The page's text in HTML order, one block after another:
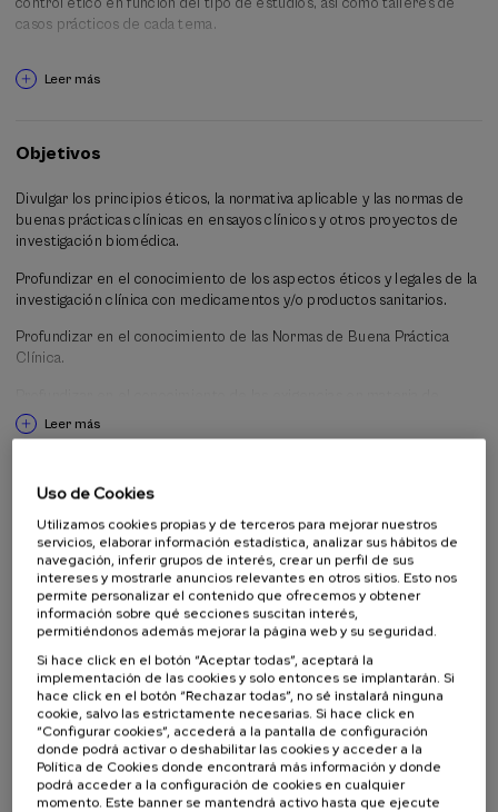
casos prácticos de cada tema.
Leer más
Objetivos
Divulgar los principios éticos, la normativa aplicable y las normas de
buenas prácticas clínicas en ensayos clínicos y otros proyectos de
investigación biomédica.
Profundizar en el conocimiento de los aspectos éticos y legales de la
investigación clínica con medicamentos y/o productos sanitarios.
Profundizar en el conocimiento de las Normas de Buena Práctica
Clínica.
Inspección por parte de las Autoridades Sanitarias.
Leer más
Público objetivo al que está dirigida la actividad
Profesionales
Metodología
Se pondrá a disposición del alumnado el material docente de cada
tema y se abrirán un foro en el que se harán y se recibirán preguntas.
Habrá interacción constante alumnado-profesorado.
Un cuestionario/examen final que se entregará al alumnado la última
semana del curso.
Uso de Cookies
Utilizamos cookies propias y de terceros para mejorar nuestros
servicios, elaborar información estadística, analizar sus hábitos de
navegación, inferir grupos de interés, crear un perfil de sus
intereses y mostrarle anuncios relevantes en otros sitios. Esto nos
permite personalizar el contenido que ofrecemos y obtener
información sobre qué secciones suscitan interés,
permitiéndonos además mejorar la página web y su seguridad.
Si hace click en el botón “Aceptar todas”, aceptará la
implementación de las cookies y solo entonces se implantarán. Si
hace click en el botón “Rechazar todas”, no sé instalará ninguna
cookie, salvo las estrictamente necesarias. Si hace click en
“Configurar cookies”, accederá a la pantalla de configuración
donde podrá activar o deshabilitar las cookies y acceder a la
Política de Cookies donde encontrará más información y donde
podrá acceder a la configuración de cookies en cualquier
momento. Este banner se mantendrá activo hasta que ejecute